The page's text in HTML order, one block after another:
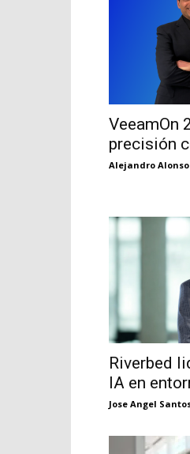
VeeamOn
precisión
Alejandro Alonso
Riverbed
IA en
Jose Angel